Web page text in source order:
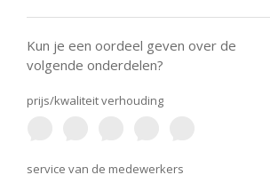
Kun je een oordeel geven over de
volgende onderdelen?
prijs/kwaliteit verhouding
service van de medewerkers